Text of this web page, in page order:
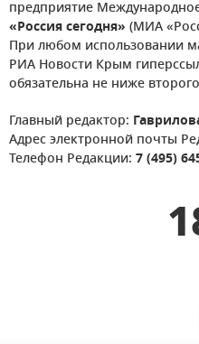
предприятие
«Россия сегодня» (МИА
При любом использовании
РИА Новости Крым
обязательна не ниже
Главный редактор:
Адрес электронной почты
Телефон Редакции: 7 (495)